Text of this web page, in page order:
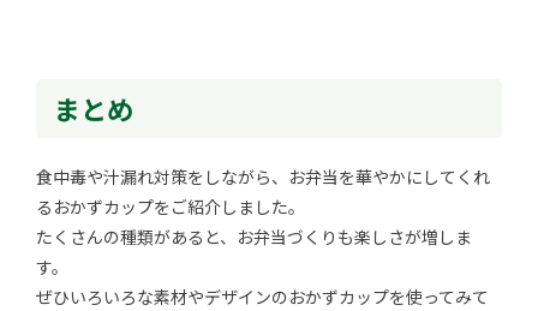
まとめ
食中毒や汁漏れ対策をしながら、お弁当を華やかにしてくれ
るおかずカップをご紹介しました。
たくさんの種類があると、お弁当づくりも楽しさが増しま
す。
ぜひいろいろな素材やデザインのおかずカップを使ってみて